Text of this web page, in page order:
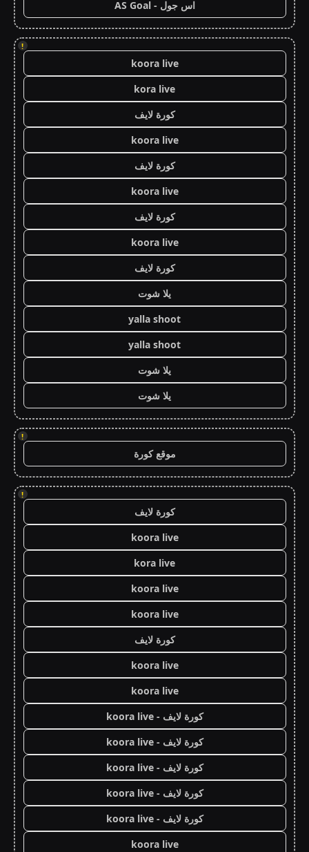
اس جول - AS Goal
!
koora live
kora live
كورة لايف
koora live
كورة لايف
koora live
كورة لايف
koora live
كورة لايف
يلا شوت
yalla shoot
yalla shoot
يلا شوت
يلا شوت
!
موقع كورة
!
كورة لايف
koora live
kora live
koora live
koora live
كورة لايف
koora live
koora live
كورة لايف - koora live
كورة لايف - koora live
كورة لايف - koora live
كورة لايف - koora live
كورة لايف - koora live
koora live